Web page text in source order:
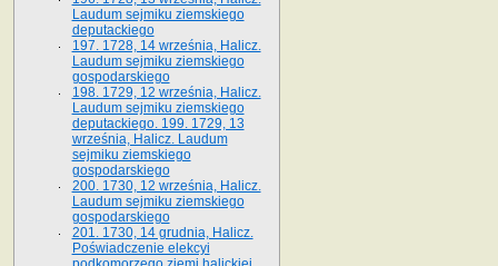
Laudum sejmiku ziemskiego
deputackiego
197. 1728, 14 września, Halicz.
Laudum sejmiku ziemskiego
gospodarskiego
198. 1729, 12 września, Halicz.
Laudum sejmiku ziemskiego
deputackiego. 199. 1729, 13
września, Halicz. Laudum
sejmiku ziemskiego
gospodarskiego
200. 1730, 12 września, Halicz.
Laudum sejmiku ziemskiego
gospodarskiego
201. 1730, 14 grudnia, Halicz.
Poświadczenie elekcyi